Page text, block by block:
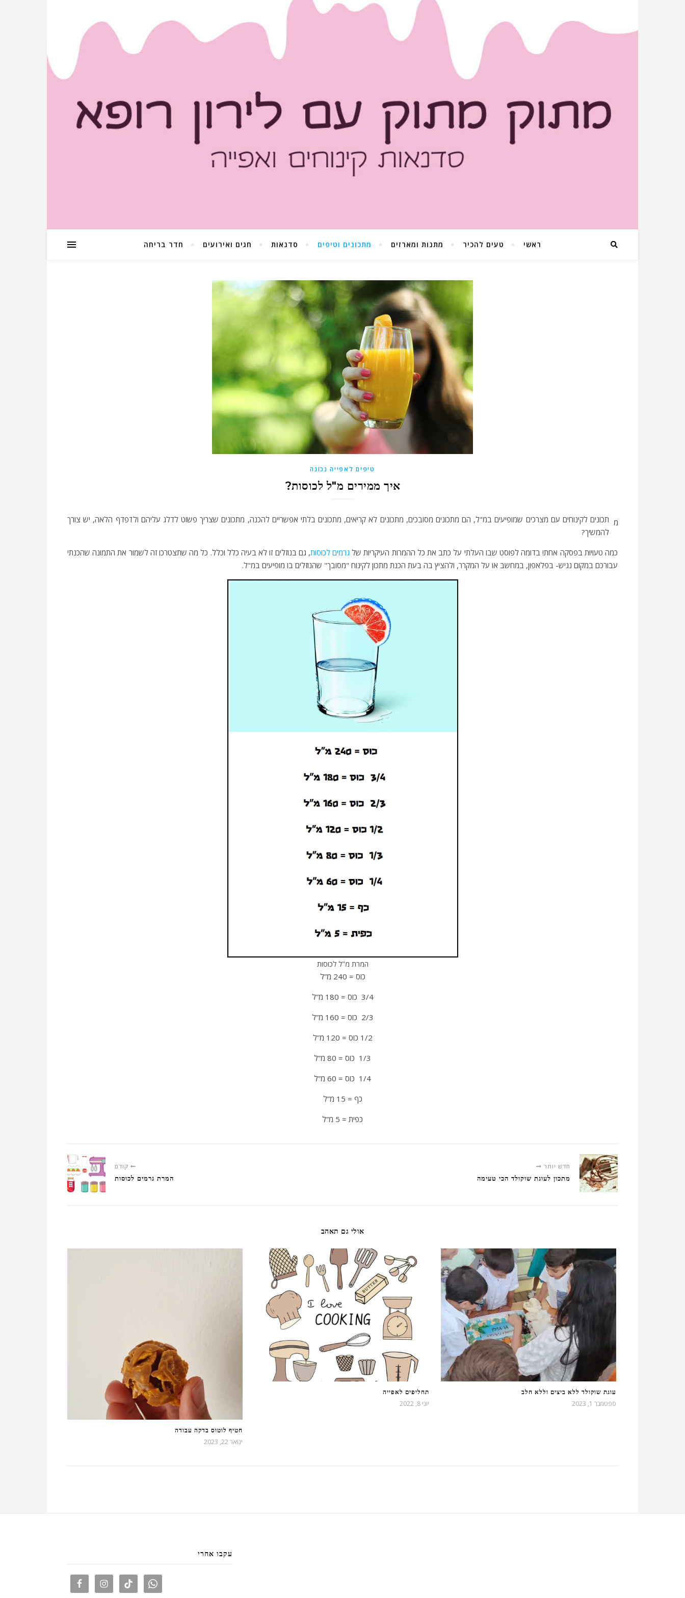
ראשי טעים להכיר מתנות ומארזים מתכונים וטיפים סדנאות חגים ואירועים חדר בריחה
טיפים לאפייה נכונה
איך ממירים מ"ל לכוסות?
מ תכונים לקינוחים עם מצרכים שמופיעים במ"ל, הם מתכונים מסובכים, מתכונים לא קריאים, מתכונים בלתי אפשריים להכנה, מתכונים שצריך פשוט לדלג עליהם ולדפדף הלאה, יש צורך
להמשיך?
כמה טעויות בפסקה אחת! בדומה לפוסט שבו העלתי על כתב את כל ההמרות העיקריות שלגרמים לכוסות, גם בנוזלים זו לא בעיה כלל וכלל. כל מה שתצטרכו זה לשמור את התמונה שהכנתי
עבורכם במקום נגיש- בפלאפון, במחשב או על המקרר, ולהציץ בה בעת הכנת מתכון לקינוח "מסובך" שהנוזלים בו מופיעים במ"ל.
המרת מ"ל לכוסות
כוס = 240 מ”ל
3/4 כוס = 180 מ”ל
2/3 כוס = 160 מ”ל
1/2 כוס = 120 מ”ל
1/3 כוס = 80 מ”ל
1/4 כוס = 60 מ”ל
כף = 15 מ”ל
כפית = 5 מ”ל
קודם
המרת גרמים לכוסות
חדש יותר
מתכון לעוגת שוקולד הכי טעימה
אולי גם תאהב
חטיף לוטוס בדקה עבודה
ינואר 22, 2023
תחליפים לאפייה
יוני 8, 2022
עוגת שוקולד ללא ביצים וללא חלב
ספטמבר 1, 2023
עקבו אחרי